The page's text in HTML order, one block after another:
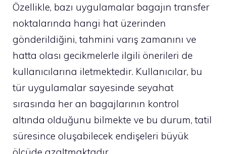
Özellikle, bazı uygulamalar bagajın transfer
noktalarında hangi hat üzerinden
gönderildiğini, tahmini varış zamanını ve
hatta olası gecikmelerle ilgili önerileri de
kullanıcılarına iletmektedir. Kullanıcılar, bu
tür uygulamalar sayesinde seyahat
sırasında her an bagajlarının kontrol
altında olduğunu bilmekte ve bu durum, tatil
süresince oluşabilecek endişeleri büyük